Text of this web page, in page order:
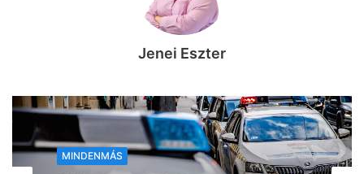
Jenei Eszter
MINDENMÁS